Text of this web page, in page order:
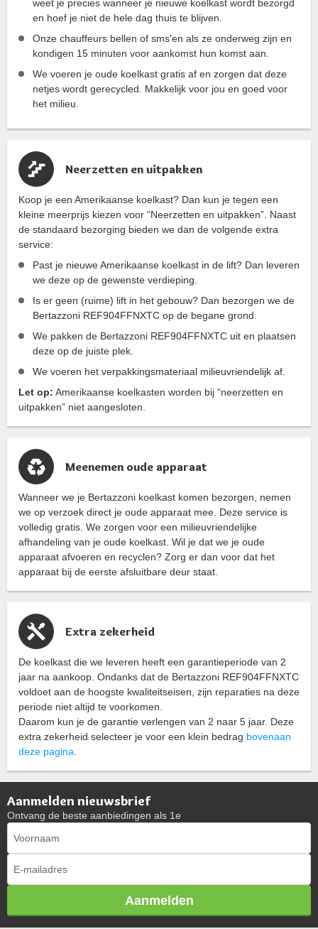
weet je precies wanneer je nieuwe koelkast wordt bezorgd
en hoef je niet de hele dag thuis te blijven.
Onze chauffeurs bellen of sms'en als ze onderweg zijn en
kondigen 15 minuten voor aankomst hun komst aan.
We voeren je oude koelkast gratis af en zorgen dat deze
netjes wordt gerecycled. Makkelijk voor jou en goed voor
het milieu.
Neerzetten en uitpakken
Koop je een Amerikaanse koelkast? Dan kun je tegen een
kleine meerprijs kiezen voor “Neerzetten en uitpakken”. Naast
de standaard bezorging bieden we dan de volgende extra
service:
Past je nieuwe Amerikaanse koelkast in de lift? Dan leveren
we deze op de gewenste verdieping.
Is er geen (ruime) lift in het gebouw? Dan bezorgen we de
Bertazzoni REF904FFNXTC op de begane grond.
We pakken de Bertazzoni REF904FFNXTC uit en plaatsen
deze op de juiste plek.
We voeren het verpakkingsmateriaal milieuvriendelijk af.
Let op: Amerikaanse koelkasten worden bij “neerzetten en
uitpakken” niet aangesloten.
Meenemen oude apparaat
Wanneer we je Bertazzoni koelkast komen bezorgen, nemen
we op verzoek direct je oude apparaat mee. Deze service is
volledig gratis. We zorgen voor een milieuvriendelijke
afhandeling van je oude koelkast. Wil je dat we je oude
apparaat afvoeren en recyclen? Zorg er dan voor dat het
apparaat bij de eerste afsluitbare deur staat.
Extra zekerheid
De koelkast die we leveren heeft een garantieperiode van 2
jaar na aankoop. Ondanks dat de Bertazzoni REF904FFNXTC
voldoet aan de hoogste kwaliteitseisen, zijn reparaties na deze
periode niet altijd te voorkomen.
Daarom kun je de garantie verlengen van 2 naar 5 jaar. Deze
extra zekerheid selecteer je voor een klein bedrag bovenaan
deze pagina.
Aanmelden nieuwsbrief
Ontvang de beste aanbiedingen als 1e
Aanmelden